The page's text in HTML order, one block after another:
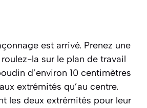
est arrivé. Prenez une
la sur le plan de travail
d’environ 10 centimètres
extrémités qu’au centre.
les deux extrémités pour leur